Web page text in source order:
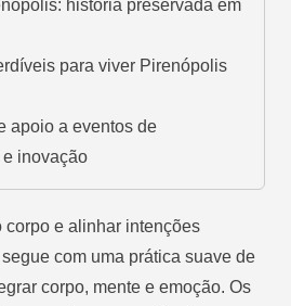
história preservada em
para viver Pirenópolis
apoio a eventos de
inovação
corpo e alinhar intenções
com uma prática suave de
corpo, mente e emoção. Os